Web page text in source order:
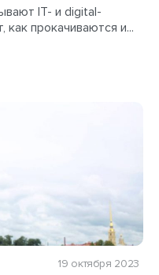
IT- и digital-
как прокачиваются и...
19 октября 2023